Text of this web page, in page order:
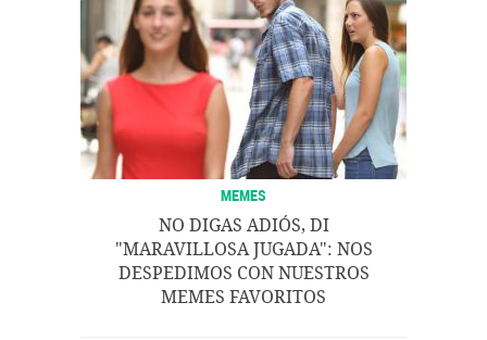
MEMES
NO DIGAS ADIÓS, DI
"MARAVILLOSA JUGADA": NOS
DESPEDIMOS CON NUESTROS
MEMES FAVORITOS